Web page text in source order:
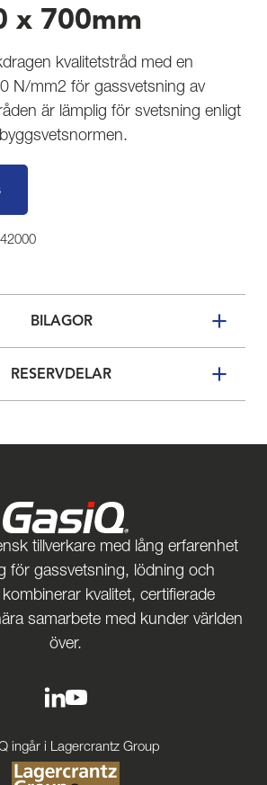
x 700mm
kvalitetstråd med en
N/mm2 för gassvetsning av
är lämplig för svetsning enligt
BILAGOR
RESERVDELAR
tillverkare med lång erfarenhet
för gassvetsning, lödning och
kvalitet, certifierade
samarbete med kunder världen
över.
ingår i Lagercrantz Group